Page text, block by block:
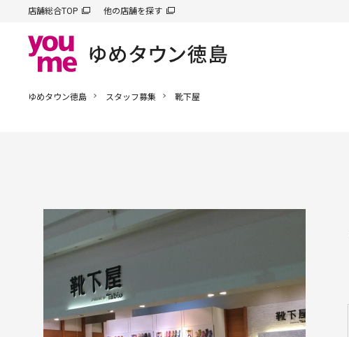
店舗総合TOP 他の店舗を探す
ゆめタウン徳島 スタッフ募集 靴下屋